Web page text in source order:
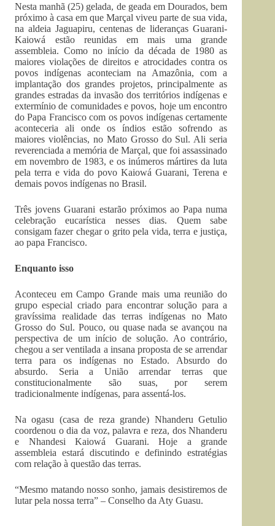
Nesta manhã (25) gelada, de geada em Dourados, bem
próximo à casa em que Marçal viveu parte de sua vida,
na aldeia Jaguapiru, centenas de lideranças Guarani-
Kaiowá estão reunidas em mais uma grande
assembleia. Como no início da década de 1980 as
maiores violações de direitos e atrocidades contra os
povos indígenas aconteciam na Amazônia, com a
implantação dos grandes projetos, principalmente as
grandes estradas da invasão dos territórios indígenas e
extermínio de comunidades e povos, hoje um encontro
do Papa Francisco com os povos indígenas certamente
aconteceria ali onde os índios estão sofrendo as
maiores violências, no Mato Grosso do Sul. Ali seria
reverenciada a memória de Marçal, que foi assassinado
em novembro de 1983, e os inúmeros mártires da luta
pela terra e vida do povo Kaiowá Guarani, Terena e
demais povos indígenas no Brasil.
Três jovens Guarani estarão próximos ao Papa numa
celebração eucarística nesses dias. Quem sabe
consigam fazer chegar o grito pela vida, terra e justiça,
ao papa Francisco.
Enquanto isso
Aconteceu em Campo Grande mais uma reunião do
grupo especial criado para encontrar solução para a
gravíssima realidade das terras indígenas no Mato
Grosso do Sul. Pouco, ou quase nada se avançou na
perspectiva de um início de solução. Ao contrário,
chegou a ser ventilada a insana proposta de se arrendar
terra para os indígenas no Estado. Absurdo do
absurdo. Seria a União arrendar terras que
constitucionalmente são suas, por serem
tradicionalmente indígenas, para assentá-los.
Na ogasu (casa de reza grande) Nhanderu Getulio
coordenou o dia da voz, palavra e reza, dos Nhanderu
e Nhandesi Kaiowá Guarani. Hoje a grande
assembleia estará discutindo e definindo estratégias
com relação à questão das terras.
“Mesmo matando nosso sonho, jamais desistiremos de
lutar pela nossa terra” – Conselho da Aty Guasu.